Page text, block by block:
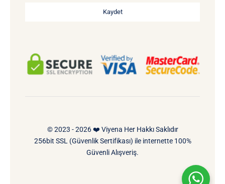
Kaydet
© 2023 - 2026 ❤️ Viyena Her Hakkı Saklıdır
256bit SSL (Güvenlik Sertifikası) ile internette 100%
Güvenli Alışveriş.